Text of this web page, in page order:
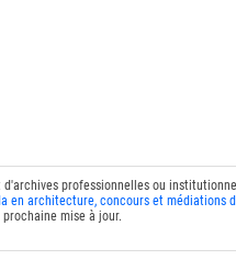
professionnelles ou
en architecture, concours et médiations
mise à jour.